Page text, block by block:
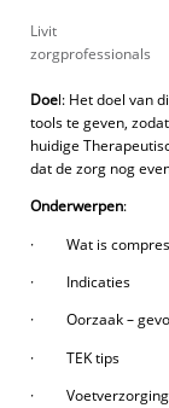
Livit
zorgprofessionals
Doel: Het doel van
tools te geven,
huidige
dat de zorg nog
Onderwerpen:
· Wat is
· Indicaties
· Oorzaak –
· TEK tips
· Voetverzorging